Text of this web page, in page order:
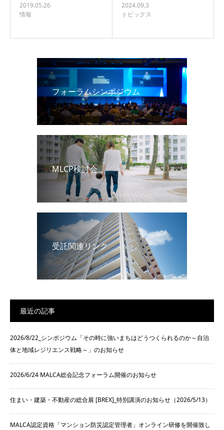
2019.05.26
情報
2024.09.3
トピックス
フォーラムシンポジウム
MLCP検討会
受託関連リンク
最近の記事
2026/8/22_シンポジウム「その時に強いまちはどうつくられるのか～自治
体と地域レジリエンス戦略～」のお知らせ
2026/6/24 MALCA総会記念フォーラム開催のお知らせ
住まい・建築・不動産の総合展 [BREX]_特別講演のお知らせ（2026/5/13）
MALCA認定資格「マンション防災認定管理者」オンライン研修を開催致し